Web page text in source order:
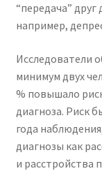
“передача” друг
например,
Исследователи
минимум двух
% повышало
диагноза. Риск
года
диагнозы как
и расстройства